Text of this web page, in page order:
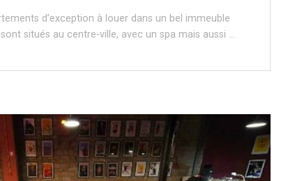
d’exception à louer dans un bel immeuble
situés au centre-ville, avec un spa mais aussi …